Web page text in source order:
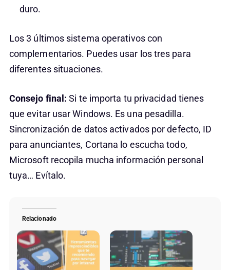
duro.
Los 3 últimos sistema operativos con
complementarios. Puedes usar los tres para
diferentes situaciones.
Consejo final:Si te importa tu privacidad tienes
que evitar usar Windows. Es una pesadilla.
Sincronización de datos activados por defecto, ID
para anunciantes, Cortana lo escucha todo,
Microsoft recopila mucha información personal
tuya… Evítalo.
Relacionado